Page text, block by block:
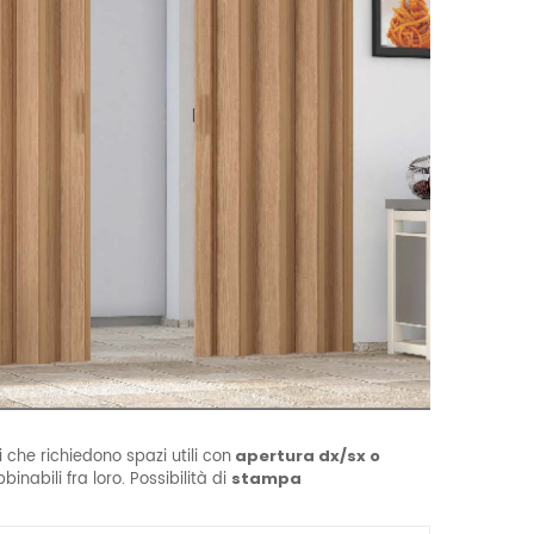
richiedono spazi utili con apertura dx/sx o
fra loro. Possibilità di stampa